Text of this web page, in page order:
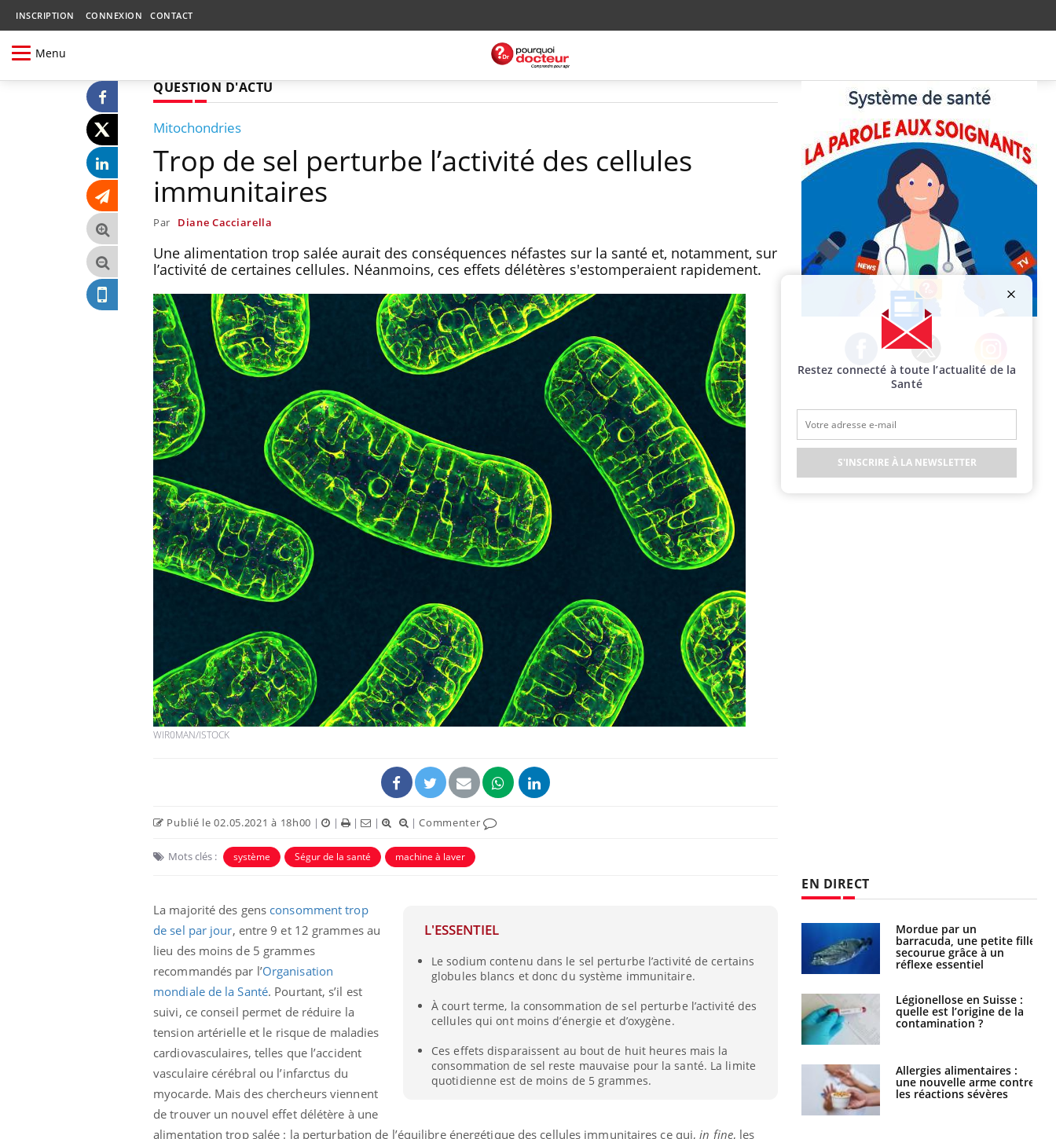
INSCRIPTION CONNEXION CONTACT
Menu
QUESTION D'ACTU
Mitochondries
Trop de sel perturbe l’activité des cellules
immunitaires
Par Diane Cacciarella
Une alimentation trop salée aurait des conséquences néfastes sur la santé et, notamment, sur
l’activité de certaines cellules. Néanmoins, ces effets délétères s'estomperaient rapidement.
WIR0MAN/ISTOCK
Publié le 02.05.2021 à 18h00 | | | | |Commenter
Mots clés : système Ségur de la santé machine à laver
L'ESSENTIEL
Le sodium contenu dans le sel perturbe l’activité de certains
globules blancs et donc du système immunitaire.
À court terme, la consommation de sel perturbe l’activité des
cellules qui ont moins d’énergie et d’oxygène.
Ces effets disparaissent au bout de huit heures mais la
consommation de sel reste mauvaise pour la santé. La limite
quotidienne est de moins de 5 grammes.
La majorité des gens consomment trop
de sel par jour, entre 9 et 12 grammes au
lieu des moins de 5 grammes
recommandés par l’Organisation
mondiale de la Santé. Pourtant, s’il est
suivi, ce conseil permet de réduire la
tension artérielle et le risque de maladies
cardiovasculaires, telles que l’accident
vasculaire cérébral ou l’infarctus du
myocarde. Mais des chercheurs viennent
de trouver un nouvel effet délétère à une
alimentation trop salée : la perturbation de l’équilibre énergétique des cellules immunitaires ce qui,in fine, les
Facebook Twitter Instagram
EN DIRECT
Fortes chaleurs :
pourquoi le risque de
noyade grimpe-t-il ?
Le Viagra pourrait-il
freiner la propagation du
Pourquoi manger moins
de protéines pourrait
finalement être bénéfique
Grossesse et chaleur : ce
Le smartphone nuit-il à
l'apprentissage de la
lecture ?
Mordue par une tique en
vacances, elle reste dans
Mordue par un
barracuda, une petite fille
secourue grâce à un
réflexe essentiel
Légionellose en Suisse :
quelle est l’origine de la
contamination ?
Allergies alimentaires :
une nouvelle arme contre
les réactions sévères
Comment gérer le
sommeil des enfants en
vacances ?
Bilan prévention : ce que
les kinés pourront
bientôt faire
TDAH : quel est ce
traitement autorisé aux
États-Unis ?
Restez connecté à toute l’actualité de la
Santé
S'INSCRIRE À LA NEWSLETTER